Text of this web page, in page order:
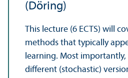
(Döring)
This lecture (6 ECTS) will
methods that typically
learning. Most importantly,
different (stochastic)